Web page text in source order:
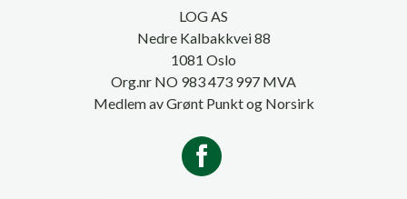
LOG AS
Nedre Kalbakkvei 88
1081 Oslo
Org.nr NO 983 473 997 MVA
Medlem av Grønt Punkt og Norsirk